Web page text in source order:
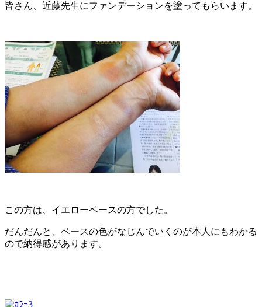
皆さん、近藤先生にファンデーションを塗ってもらいます。
この方は、イエローベースの方でした。
だんだんと、ベースの色がなじんでいくのが本人にもわかる
ので納得感があります。